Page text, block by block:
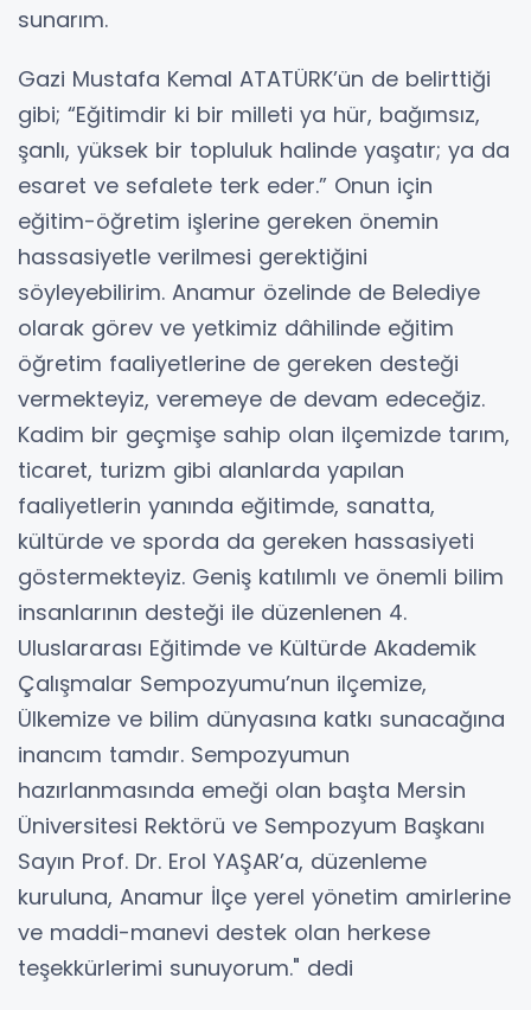
sunarım.
Gazi Mustafa Kemal ATATÜRK’ün de belirttiği
gibi; “Eğitimdir ki bir milleti ya hür, bağımsız,
şanlı, yüksek bir topluluk halinde yaşatır; ya da
esaret ve sefalete terk eder.” Onun için
eğitim-öğretim işlerine gereken önemin
hassasiyetle verilmesi gerektiğini
söyleyebilirim. Anamur özelinde de Belediye
olarak görev ve yetkimiz dâhilinde eğitim
öğretim faaliyetlerine de gereken desteği
vermekteyiz, veremeye de devam edeceğiz.
Kadim bir geçmişe sahip olan ilçemizde tarım,
ticaret, turizm gibi alanlarda yapılan
faaliyetlerin yanında eğitimde, sanatta,
kültürde ve sporda da gereken hassasiyeti
göstermekteyiz. Geniş katılımlı ve önemli bilim
insanlarının desteği ile düzenlenen 4.
Uluslararası Eğitimde ve Kültürde Akademik
Çalışmalar Sempozyumu’nun ilçemize,
Ülkemize ve bilim dünyasına katkı sunacağına
inancım tamdır. Sempozyumun
hazırlanmasında emeği olan başta Mersin
Üniversitesi Rektörü ve Sempozyum Başkanı
Sayın Prof. Dr. Erol YAŞAR’a, düzenleme
kuruluna, Anamur İlçe yerel yönetim amirlerine
ve maddi-manevi destek olan herkese
teşekkürlerimi sunuyorum." dedi